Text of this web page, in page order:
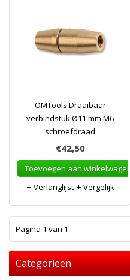
OMTools Draaibaar
verbindstuk Ø11 mm M6
schroefdraad
€42,50
Toevoegen aan winkelwagen
Verlanglijst
Vergelijk
Pagina 1 van 1
Categorieën